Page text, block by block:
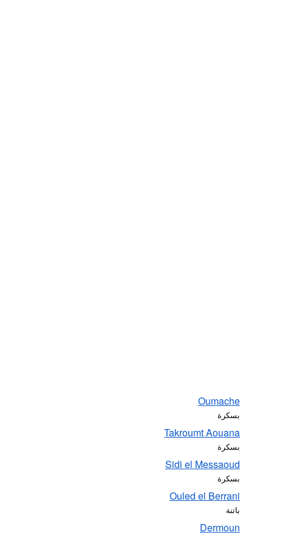
Oumache
بسكرة
Takroumt Aouana
بسكرة
Sidi el Messaoud
بسكرة
Ouled el Berrani
باتنة
Dermoun